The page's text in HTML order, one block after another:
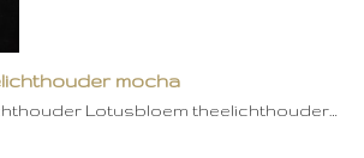
mocha
Lotusbloem theelichthouder…